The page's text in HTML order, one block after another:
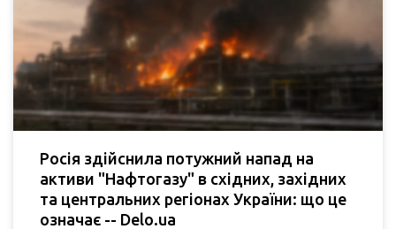
Росія здійснила потужний напад на
активи "Нафтогазу" в східних, західних
та центральних регіонах України: що це
означає -- Delo.ua